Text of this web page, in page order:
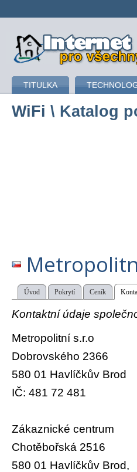
připojení k internetu
TITULKA
WiFi \ Katalog
Úvod Pokrytí Ceník
Kontaktní údaje
Metropolitní s.r.o
Dobrovského 2366
580 01 Havlíčkův Brod
IČ: 481 72 481
Zákaznické centrum
Chotěbořská 2516
580 01 Havlíčkův Brod,